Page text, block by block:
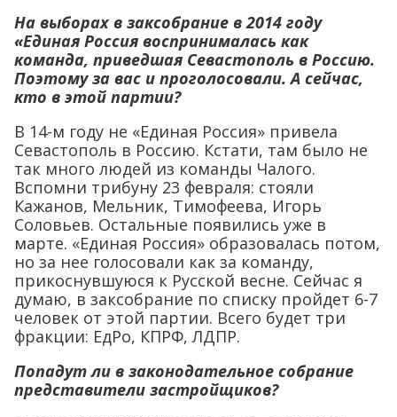
На выборах в заксобрание в 2014 году
«Единая Россия воспринималась как
команда, приведшая Севастополь в Россию.
Поэтому за вас и проголосовали. А сейчас,
кто в этой партии?
В 14-м году не «Единая Россия» привела
Севастополь в Россию. Кстати, там было не
так много людей из команды Чалого.
Вспомни трибуну 23 февраля: стояли
Кажанов, Мельник, Тимофеева, Игорь
Соловьев. Остальные появились уже в
марте. «Единая Россия» образовалась потом,
но за нее голосовали как за команду,
прикоснувшуюся к Русской весне. Сейчас я
думаю, в заксобрание по списку пройдет 6-7
человек от этой партии. Всего будет три
фракции: ЕдРо, КПРФ, ЛДПР.
Попадут ли в законодательное собрание
представители застройщиков?